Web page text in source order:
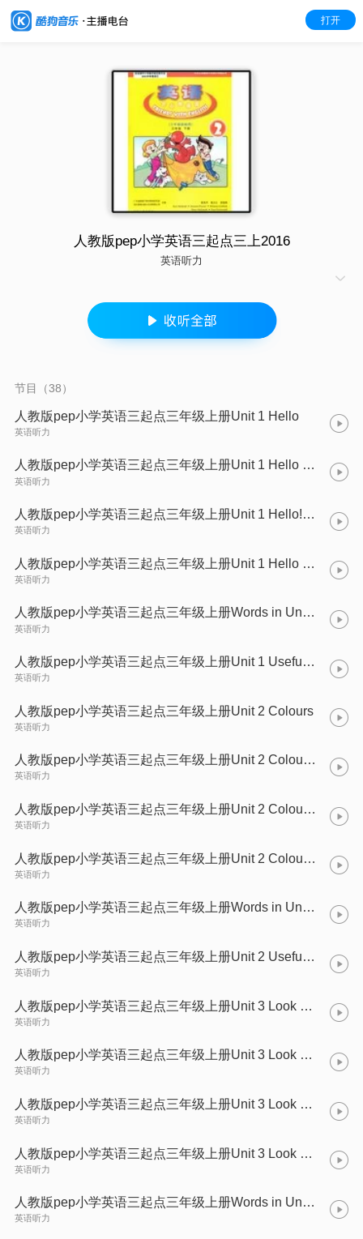
打开
人教版pep小学英语三起点三上2016
英语听力
节目（38）
人教版pep小学英语三起点三年级上册Unit 1 Hello
英语听力
人教版pep小学英语三起点三年级上册Unit 1 Hello (A)
英语听力
人教版pep小学英语三起点三年级上册Unit 1 Hello! (B)
英语听力
人教版pep小学英语三起点三年级上册Unit 1 Hello (C)
英语听力
人教版pep小学英语三起点三年级上册Words in Unit 1
英语听力
人教版pep小学英语三起点三年级上册Unit 1 Useful Expressions
英语听力
人教版pep小学英语三起点三年级上册Unit 2 Colours
英语听力
人教版pep小学英语三起点三年级上册Unit 2 Colours (A)
英语听力
人教版pep小学英语三起点三年级上册Unit 2 Colours (B)
英语听力
人教版pep小学英语三起点三年级上册Unit 2 Colours (C)
英语听力
人教版pep小学英语三起点三年级上册Words in Unit 2
英语听力
人教版pep小学英语三起点三年级上册Unit 2 Useful Expression
英语听力
人教版pep小学英语三起点三年级上册Unit 3 Look at me!
英语听力
人教版pep小学英语三起点三年级上册Unit 3 Look at me! (A)
英语听力
人教版pep小学英语三起点三年级上册Unit 3 Look at me! (B)
英语听力
人教版pep小学英语三起点三年级上册Unit 3 Look at me! (C)
英语听力
人教版pep小学英语三起点三年级上册Words in Unit 3
英语听力